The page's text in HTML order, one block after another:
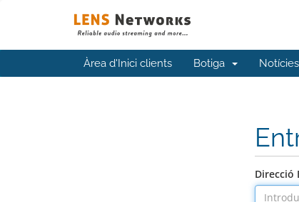
Àrea d'Inici clients Botiga Notícies
Direcció